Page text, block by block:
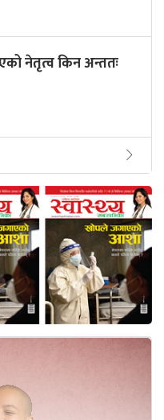
नेतृत्व किन अन्ततः